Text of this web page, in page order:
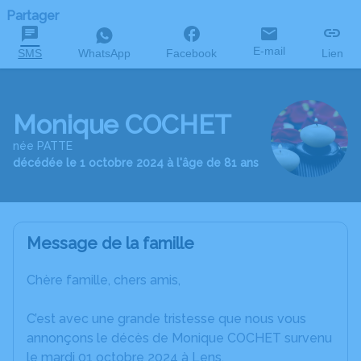
Partager
SMS WhatsApp Facebook E-mail Lien
Monique COCHET
née PATTE
décédée le 1 octobre 2024 à l'âge de 81 ans
Message de la famille
Chère famille, chers amis,
C’est avec une grande tristesse que nous vous
annonçons le décès de Monique COCHET survenu
le mardi 01 octobre 2024 à Lens.